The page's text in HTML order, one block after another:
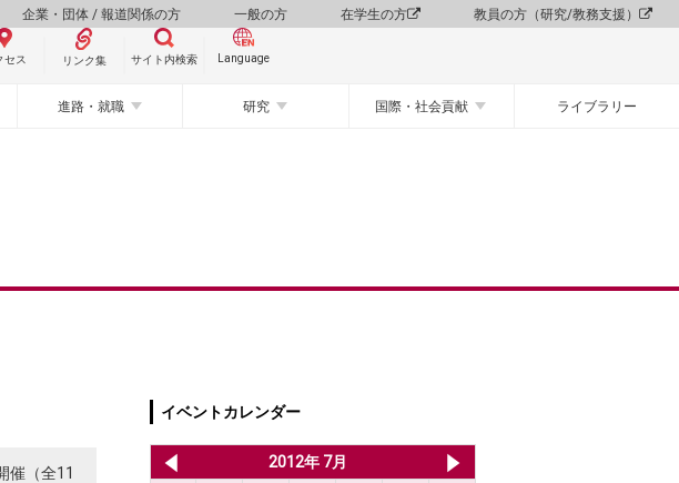
企業・団体 / 報道関係の方 一般の方 在学生の方 教員の方（研究/教務支援）
セス リンク集 サイト内検索 Language
進路・就職 研究 国際・社会貢献 ライブラリー
催（全11
イベントカレンダー
2012年 7月